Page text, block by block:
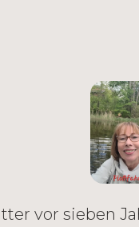
vor sieben